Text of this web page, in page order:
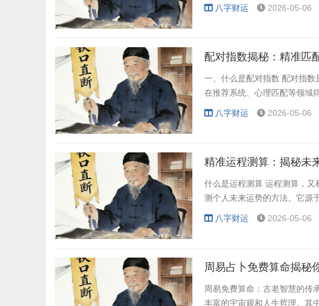
八字财运 2026-05-06
配对指数揭秘：精准匹
一、什么是配对指数 配对指
在推荐系统、心理匹配等领域
八字财运 2026-05-06
精准运程测算：揭秘未
什么是运程测算 运程测算，
测个人未来运势的方法。它源
八字财运 2026-05-06
周易占卜免费算命揭秘
周易免费算命：古老智慧的传
丰富的宇宙观和人生哲理。其